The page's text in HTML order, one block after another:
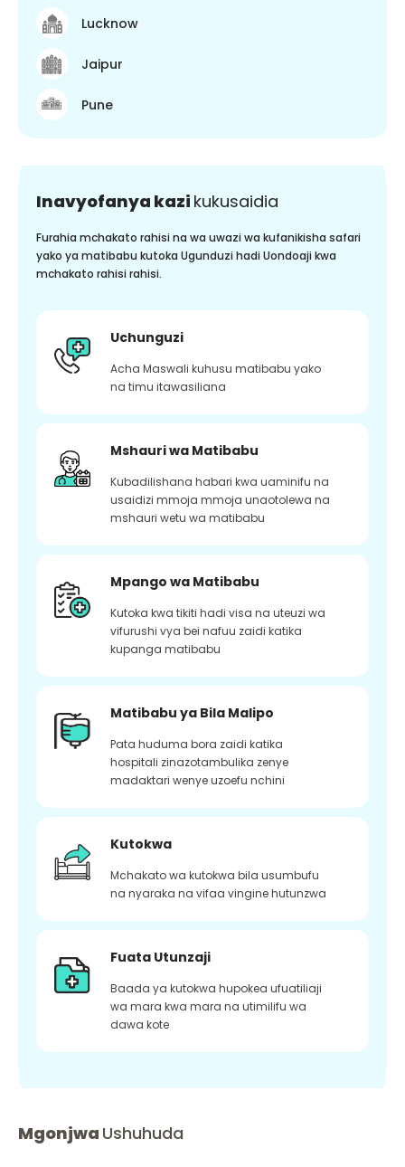
Lucknow
Jaipur
Pune
Inavyofanya kazi kukusaidia
Furahia mchakato rahisi na wa uwazi wa kufanikisha safari
yako ya matibabu kutoka Ugunduzi hadi Uondoaji kwa
mchakato rahisi rahisi.
Uchunguzi
Acha Maswali kuhusu matibabu yako
na timu itawasiliana
Mshauri wa Matibabu
Kubadilishana habari kwa uaminifu na
usaidizi mmoja mmoja unaotolewa na
mshauri wetu wa matibabu
Mpango wa Matibabu
Kutoka kwa tikiti hadi visa na uteuzi wa
vifurushi vya bei nafuu zaidi katika
kupanga matibabu
Matibabu ya Bila Malipo
Pata huduma bora zaidi katika
hospitali zinazotambulika zenye
madaktari wenye uzoefu nchini
Kutokwa
Mchakato wa kutokwa bila usumbufu
na nyaraka na vifaa vingine hutunzwa
Fuata Utunzaji
Baada ya kutokwa hupokea ufuatiliaji
wa mara kwa mara na utimilifu wa
dawa kote
Mgonjwa Ushuhuda